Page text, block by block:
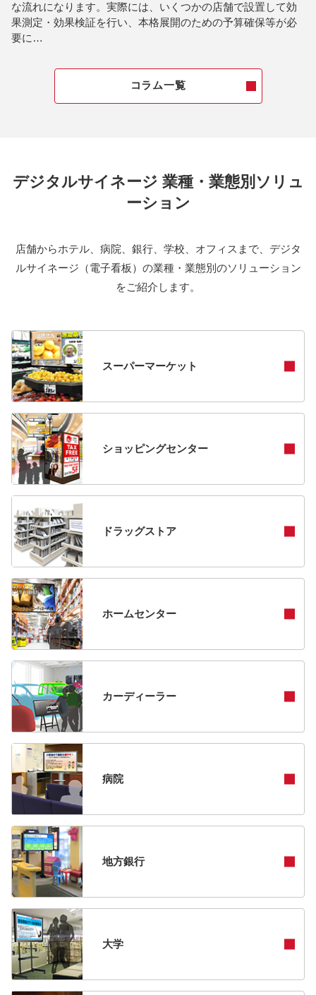
な流れになります。実際には、いくつかの店舗で設置して効
果測定・効果検証を行い、本格展開のための予算確保等が必
要に…
コラム一覧
デジタルサイネージ 業種・業態別ソリュ
ーション
店舗からホテル、病院、銀行、学校、オフィスまで、デジタ
ルサイネージ（電子看板）の業種・業態別のソリューション
をご紹介します。
スーパーマーケット
ショッピングセンター
ドラッグストア
ホームセンター
カーディーラー
病院
地方銀行
大学